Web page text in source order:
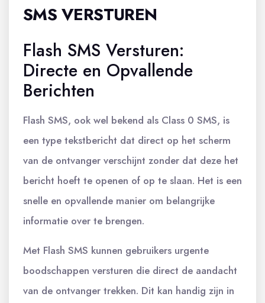
SMS VERSTUREN
Flash SMS Versturen:
Directe en Opvallende
Berichten
Flash SMS, ook wel bekend als Class 0 SMS, is
een type tekstbericht dat direct op het scherm
van de ontvanger verschijnt zonder dat deze het
bericht hoeft te openen of op te slaan. Het is een
snelle en opvallende manier om belangrijke
informatie over te brengen.
Met Flash SMS kunnen gebruikers urgente
boodschappen versturen die direct de aandacht
van de ontvanger trekken. Dit kan handig zijn in